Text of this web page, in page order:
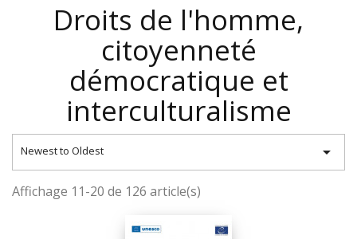
Droits de l'homme,
citoyenneté
démocratique et
interculturalisme
Newest to Oldest 
Affichage 11-20 de 126 article(s)